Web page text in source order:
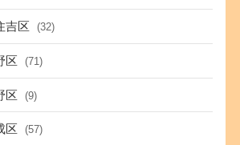
吉区 (32)
区 (71)
区 (9)
区 (57)